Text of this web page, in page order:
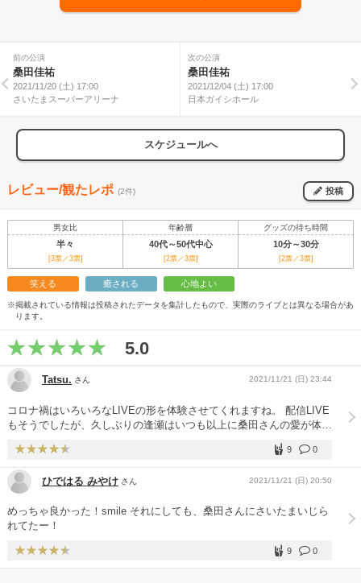
前の公演
桑田佳祐
2021/11/20 (土) 17:00
さいたまスーパーアリーナ
次の公演
桑田佳祐
2021/12/04 (土) 17:00
日本ガイシホール
スケジュールへ
レビュー/観たレポ (2件) 投稿
男女比 年齢層 グッズの待ち時間
半々 40代～50代中心 10分～30分
[3票／3票] [2票／3票] [2票／3票]
笑える 癒される 心地よい
※掲載されている情報は投稿されたデータを集計したもので、実際のライブとは異なる場合があ
ります。
5.0
Tatsu. さん 2021/11/21 (日) 23:44
コロナ禍はいろいろなLIVEの形を体験させてくれますね。 配信LIVE
もそうでしたが、久しぶりの逢瀬はいつも以上に桑田さんの愛が体か
化していたアンコールもメンバーが出てくるまで会場の拍手は鳴り止
まなかった。これも本当に久しぶりな気がして胸熱になりました。マ
スク着用を考慮した聴かせるセットリストも最高で2時間半で涙も枯
れ果てました。
0
9
ひではる みやけ さん 2021/11/21 (日) 20:50
めっちゃ良かった！smile それにしても、桑田さんにさいたまいじら
れてたー！
0
9